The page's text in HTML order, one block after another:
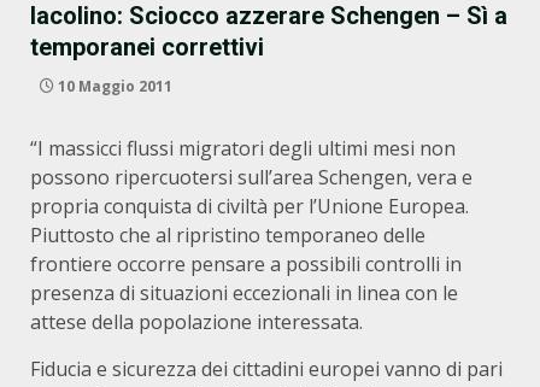
Iacolino: Sciocco azzerare Schengen – Sì a
temporanei correttivi
10 Maggio 2011
“I massicci flussi migratori degli ultimi mesi non
possono ripercuotersi sull’area Schengen, vera e
propria conquista di civiltà per l’Unione Europea.
Piuttosto che al ripristino temporaneo delle
frontiere occorre pensare a possibili controlli in
presenza di situazioni eccezionali in linea con le
attese della popolazione interessata.
Fiducia e sicurezza dei cittadini europei vanno di pari